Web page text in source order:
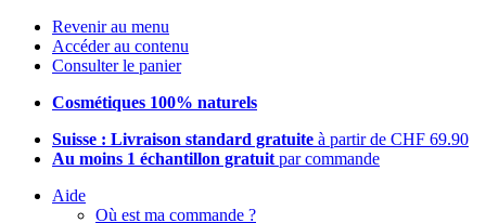
Revenir au menu
Accéder au contenu
Consulter le panier
Cosmétiques 100% naturels
Suisse : Livraison standard gratuite à partir de CHF 69.90
Au moins 1 échantillon gratuit par commande
Aide
Où est ma commande ?